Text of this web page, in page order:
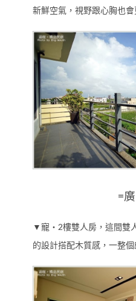
新鮮空氣，視野跟心胸也會
=
▼寵‧2樓雙人房，這間雙
的設計搭配木質感，一整